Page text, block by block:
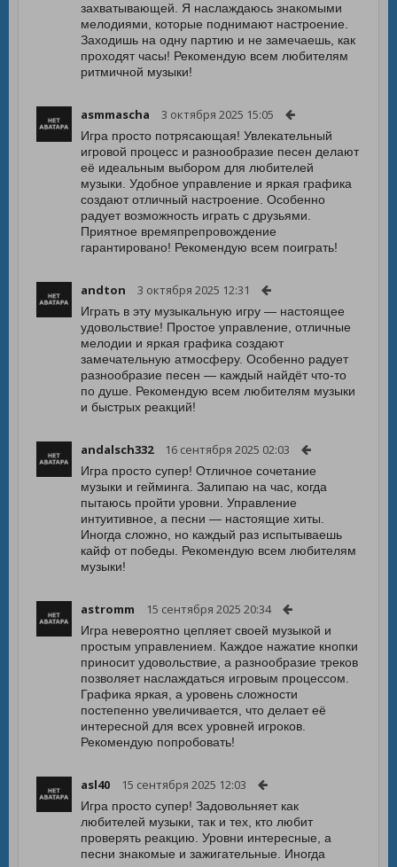
захватывающей. Я наслаждаюсь знакомыми
мелодиями, которые поднимают настроение.
Заходишь на одну партию и не замечаешь, как
проходят часы! Рекомендую всем любителям
ритмичной музыки!
asmmascha 3 октября 2025 15:05
Игра просто потрясающая! Увлекательный
игровой процесс и разнообразие песен делают
её идеальным выбором для любителей
музыки. Удобное управление и яркая графика
создают отличный настроение. Особенно
радует возможность играть с друзьями.
Приятное времяпрепровождение
гарантировано! Рекомендую всем поиграть!
andton 3 октября 2025 12:31
Играть в эту музыкальную игру — настоящее
удовольствие! Простое управление, отличные
мелодии и яркая графика создают
замечательную атмосферу. Особенно радует
разнообразие песен — каждый найдёт что-то
по душе. Рекомендую всем любителям музыки
и быстрых реакций!
andalsch332 16 сентября 2025 02:03
Игра просто супер! Отличное сочетание
музыки и гейминга. Залипаю на час, когда
пытаюсь пройти уровни. Управление
интуитивное, а песни — настоящие хиты.
Иногда сложно, но каждый раз испытываешь
кайф от победы. Рекомендую всем любителям
музыки!
astromm 15 сентября 2025 20:34
Игра невероятно цепляет своей музыкой и
простым управлением. Каждое нажатие кнопки
приносит удовольствие, а разнообразие треков
позволяет наслаждаться игровым процессом.
Графика яркая, а уровень сложности
постепенно увеличивается, что делает её
интересной для всех уровней игроков.
Рекомендую попробовать!
asl40 15 сентября 2025 12:03
Игра просто супер! Задовольняет как
любителей музыки, так и тех, кто любит
проверять реакцию. Уровни интересные, а
песни знакомые и зажигательные. Иногда